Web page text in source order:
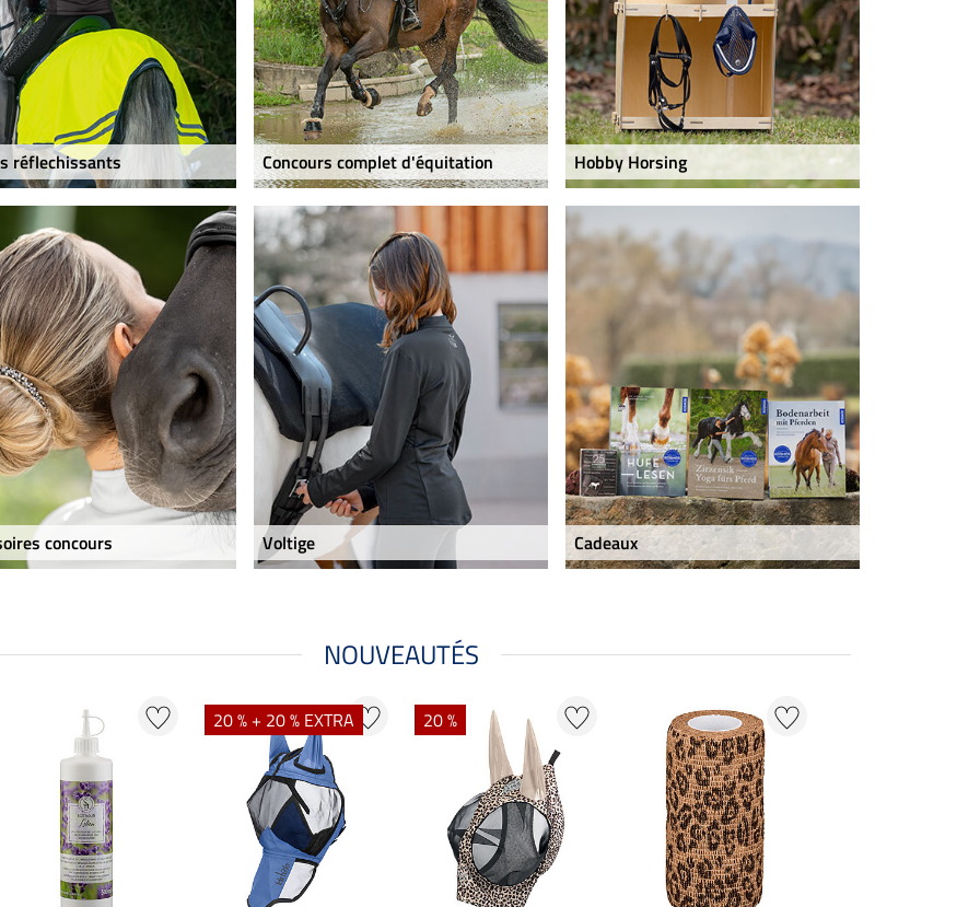
réflechissants Concours complet d'équitation Hobby Horsing
concours Voltige Cadeaux
NOUVEAUTÉS
20 % + 20 % EXTRA 20 %